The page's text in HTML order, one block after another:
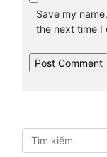
Save my
the next time I